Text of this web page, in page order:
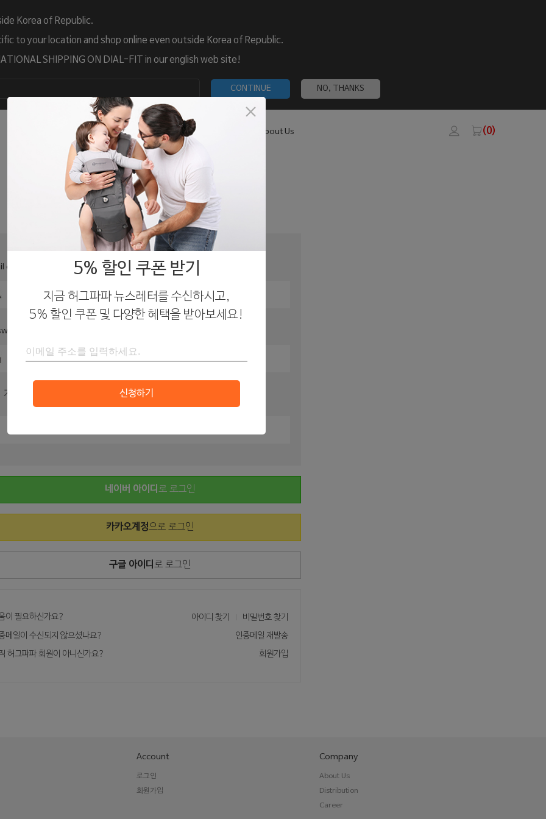
Korea of Republic.
to your location and shop online even outside Korea of Republic.
SHIPPING ON DIAL-FIT in our english web site!
CONTINUE NO, THANKS
What is Dial-Fit Blog Customer Care About Us (0)
Login
or ID
자동 로그인
네이버 아이디 로 로그인
카카오계정으로 로그인
구글 아이디 로 로그인
이 필요하신가요? 아이디 찾기
비밀번호 찾기
메일이 수신되지 않으셨나요?
인증메일 재발송
허그파파 회원이 아니신가요?
회원가입
Account
로그인
회원가입
Company
About Us
Distribution
Career
5% 할인 쿠폰 받기
지금 허그파파 뉴스레터를 수신하시고,
5% 할인 쿠폰 및 다양한 혜택을 받아보세요!
신청하기